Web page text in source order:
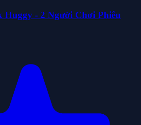
Huggy - 2 Người Chơi Phiêu